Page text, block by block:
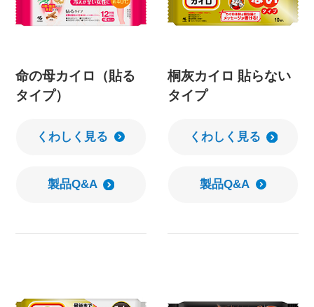
命の母カイロ（貼る
タイプ）
くわしく見る
製品Q&A
桐灰カイロ 貼らない
タイプ
くわしく見る
製品Q&A